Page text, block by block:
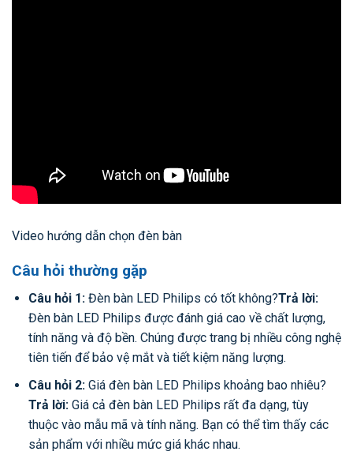
Video hướng dẫn chọn đèn bàn
Câu hỏi thường gặp
Câu hỏi 1:Đèn bàn LED Philips có tốt không?Trả lời:
Đèn bàn LED Philips được đánh giá cao về chất lượng,
tính năng và độ bền. Chúng được trang bị nhiều công nghệ
tiên tiến để bảo vệ mắt và tiết kiệm năng lượng.
Câu hỏi 2:Giá đèn bàn LED Philips khoảng bao nhiêu?
Trả lời:Giá cả đèn bàn LED Philips rất đa dạng, tùy
thuộc vào mẫu mã và tính năng. Bạn có thể tìm thấy các
sản phẩm với nhiều mức giá khác nhau.